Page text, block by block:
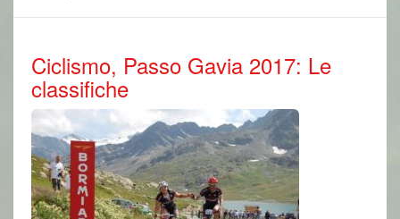
Ciclismo, Passo Gavia 2017: Le
classifiche